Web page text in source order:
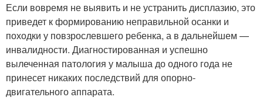
Если вовремя не выявить и не устранить дисплазию, это
приведет к формированию неправильной осанки и
походки у повзрослевшего ребенка, а в дальнейшем —
инвалидности. Диагностированная и успешно
вылеченная патология у малыша до одного года не
принесет никаких последствий для опорно-
двигательного аппарата.